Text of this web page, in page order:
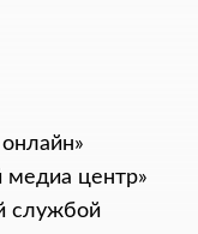
медиа центр»
службой